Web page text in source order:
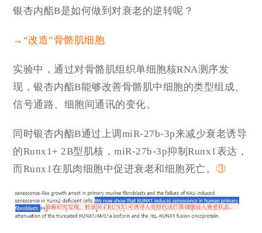
银杏内酯B是如何做到对衰老的逆转呢？
→“改造”骨骼肌细胞
实验中，通过对骨骼肌组织单细胞核RNA测序发
现，银杏内酯B能够改善骨骼肌中细胞的类型组成、
信号通路、细胞间通讯的变化。
同时银杏内酯B通过上调miR-27b-3p来减少衰老诱导
的Runx1+ 2B型肌核，miR-27b-3p抑制Runx1表达，
而Runx1在肌肉细胞中促进衰老和细胞死亡。③